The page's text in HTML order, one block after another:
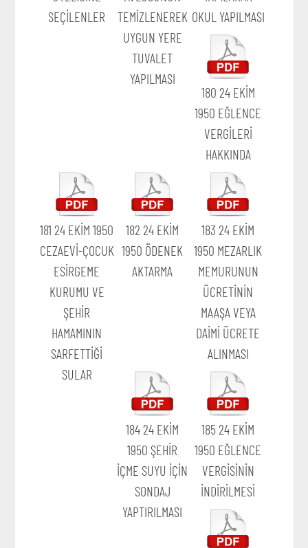
SEÇİLENLER
TEMİZLENEREK
UYGUN YERE
TUVALET
YAPILMASI
OKUL YAPILMASI
180 24 EKİM
1950 EĞLENCE
VERGİLERİ
HAKKINDA
181 24 EKİM 1950
CEZAEVİ-ÇOCUK
ESİRGEME
KURUMU VE
ŞEHİR
HAMAMININ
SARFETTİĞİ
SULAR
182 24 EKİM
1950 ÖDENEK
AKTARMA
183 24 EKİM
1950 MEZARLIK
MEMURUNUN
ÜCRETİNİN
MAAŞA VEYA
DAİMİ ÜCRETE
ALINMASI
184 24 EKİM
1950 ŞEHİR
İÇME SUYU İÇİN
SONDAJ
YAPTIRILMASI
185 24 EKİM
1950 EĞLENCE
VERGİSİNİN
İNDİRİLMESİ